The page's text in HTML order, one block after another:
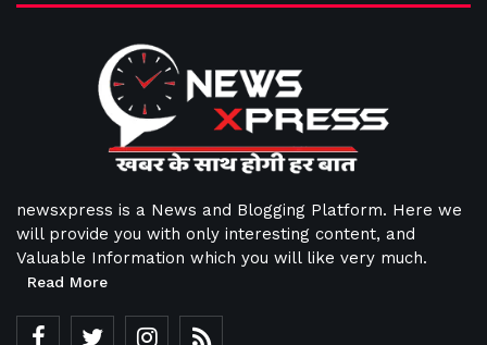
newsxpress is a News and Blogging Platform. Here we
will provide you with only interesting content, and
Valuable Information which you will like very much.
Read More